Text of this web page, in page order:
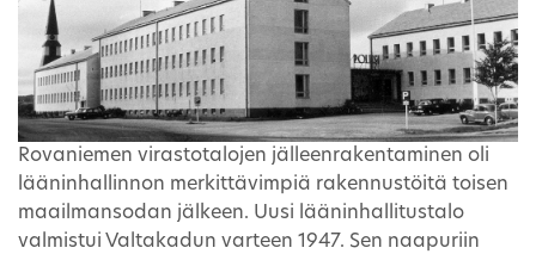
Rovaniemen virastotalojen jälleenrakentaminen oli
lääninhallinnon merkittävimpiä rakennustöitä toisen
maailmansodan jälkeen. Uusi lääninhallitustalo
valmistui Valtakadun varteen 1947. Sen naapuriin